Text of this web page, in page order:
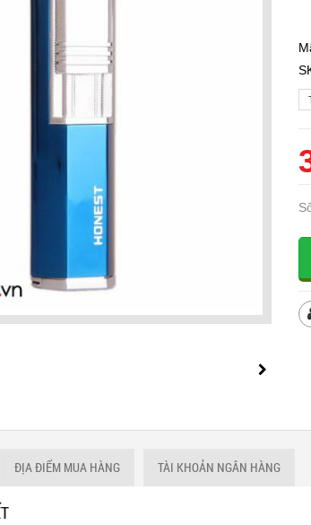
ĐỊA ĐIỂM MUA HÀNG TÀI KHOẢN NGÂN HÀNG